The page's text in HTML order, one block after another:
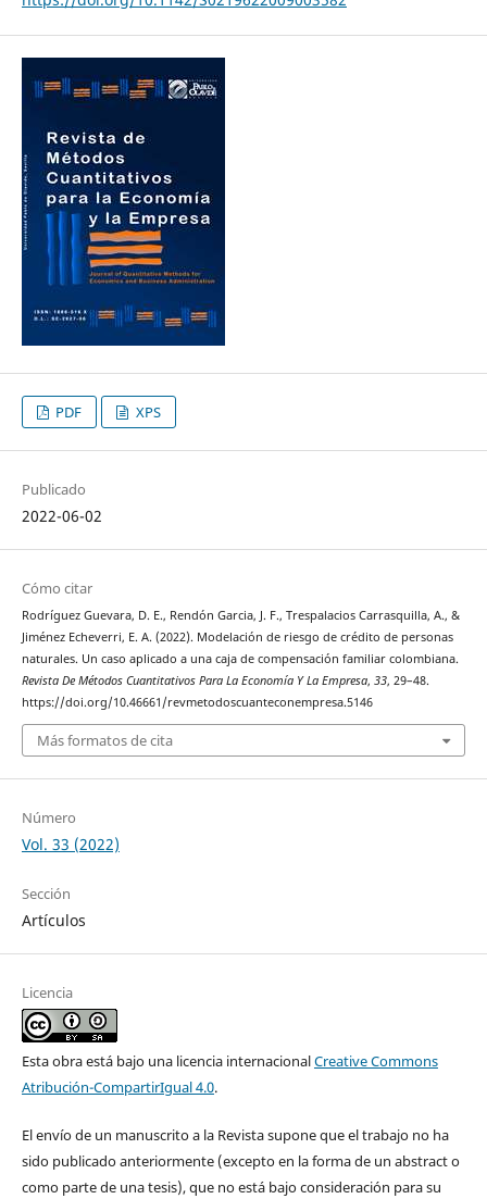
PDF XPS
Publicado
2022-06-02
Cómo citar
Rodríguez Guevara, D. E., Rendón Garcia, J. F., Trespalacios Carrasquilla, A., &
Jiménez Echeverri, E. A. (2022). Modelación de riesgo de crédito de personas
naturales. Un caso aplicado a una caja de compensación familiar colombiana.
Revista De Métodos Cuantitativos Para La Economía Y La Empresa, 33, 29–48.
https://doi.org/10.46661/revmetodoscuanteconempresa.5146
Más formatos de cita
Número
Vol. 33 (2022)
Sección
Artículos
Licencia
Esta obra está bajo una licencia internacionalCreative Commons
Atribución-CompartirIgual 4.0.
El envío de un manuscrito a la Revista supone que el trabajo no ha
sido publicado anteriormente (excepto en la forma de un abstract o
como parte de una tesis), que no está bajo consideración para su